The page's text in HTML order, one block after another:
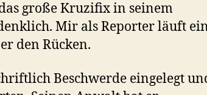
große Kruzifix in seinem
Mir als Reporter läuft
den Rücken.
Beschwerde eingelegt